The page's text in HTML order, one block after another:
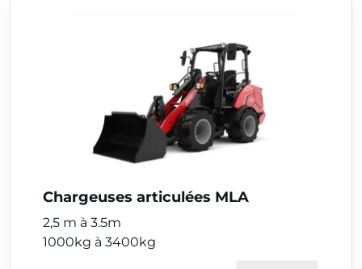
Chargeuses articulées MLA
2,5 m à 3.5m
1000kg à 3400kg